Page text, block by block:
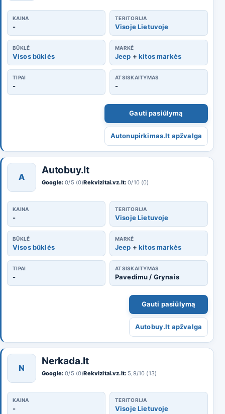
KAINA
-
TERITORIJA
Visoje Lietuvoje
BŪKLĖ
Visos būklės
MARKĖ
Jeep +kitos markės
TIPAI
-
ATSISKAITYMAS
-
Gauti pasiūlymą
Autonupirkimas.lt apžvalga
A
Autobuy.lt
Google: 0/5 (0)Rekvizitai.vz.lt: 0/10 (0)
KAINA
-
TERITORIJA
Visoje Lietuvoje
BŪKLĖ
Visos būklės
MARKĖ
Jeep +kitos markės
TIPAI
-
ATSISKAITYMAS
Pavedimu / Grynais
Gauti pasiūlymą
Autobuy.lt apžvalga
N
Nerkada.lt
Google: 0/5 (0)Rekvizitai.vz.lt: 5,9/10 (13)
KAINA
-
TERITORIJA
Visoje Lietuvoje